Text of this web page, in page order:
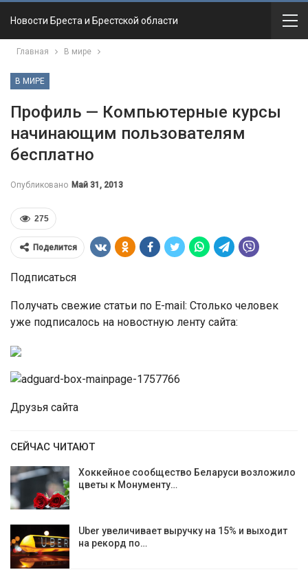
Новости Бреста и Брестской области
Главная В мире
В МИРЕ
Профиль — Компьютерные курсы
начинающим пользователям
бесплатно
Опубликовано Май 31, 2013
275
Поделится
Подписаться
Получать свежие статьи по E-mail: Столько человек
уже подписалось на новостную ленту сайта:
Друзья сайта
СЕЙЧАС ЧИТАЮТ
Хоккейное сообщество Беларуси возложило
цветы к Монументу…
Uber увеличивает выручку на 15% и выходит
на рекорд по…